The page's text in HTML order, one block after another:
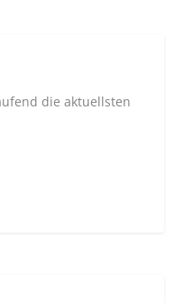
die aktuellsten